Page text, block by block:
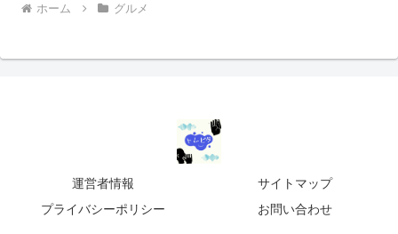
ホーム グルメ
運営者情報
サイトマップ
プライバシーポリシー
お問い合わせ